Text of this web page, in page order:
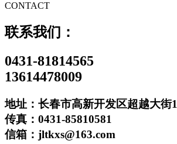
CONTACT
联系我们：
0431-81814565
13614478009
地址：长春市高新开发区超越大街
传真：0431-85810581
信箱：jltkxs@163.com